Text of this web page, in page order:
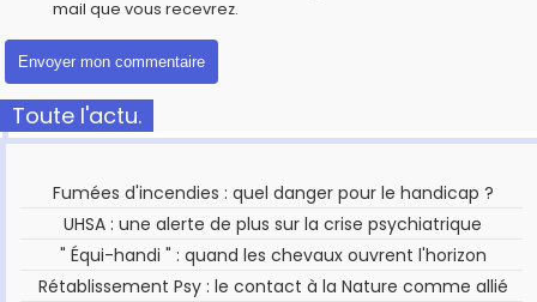
mail que vous recevrez.
Toute l'actu.
Fumées d'incendies : quel danger pour le handicap ?
UHSA : une alerte de plus sur la crise psychiatrique
" Équi-handi " : quand les chevaux ouvrent l'horizon
Rétablissement Psy : le contact à la Nature comme allié